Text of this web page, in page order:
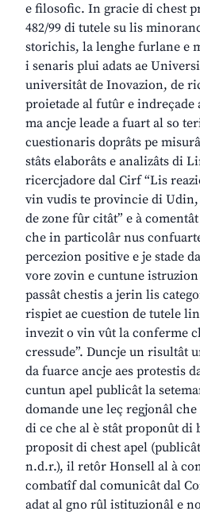
e filosofic. In gracie di chest
482/99 di tutele su lis
storichis, la lenghe furlane e
i senaris plui adats ae
universitât de Inovazion, de
proietade al futûr e indreçade
ma ancje leade a fuart al so
cuestionaris doprâts pe
stâts elaborâts e analizâts di
ricercjadore dal Cirf “Lis
vin vudis te provincie di
de zone fûr citât” e à
che in particolâr nus
percezion positive e je stade
vore zovin e cuntune
passât chestis a jerin lis
rispiet ae cuestion de tutele
invezit o vin vût la conferme
cressude”. Duncje un risultât
da fuarce ancje aes protestis
cuntun apel publicât la
domande une leç regjonâl
di ce che al è stât proponût di
proposit di chest apel
n.d.r.), il retôr Honsell al à
combatîf dal comunicât dal
adat al gno rûl istituzionâl e